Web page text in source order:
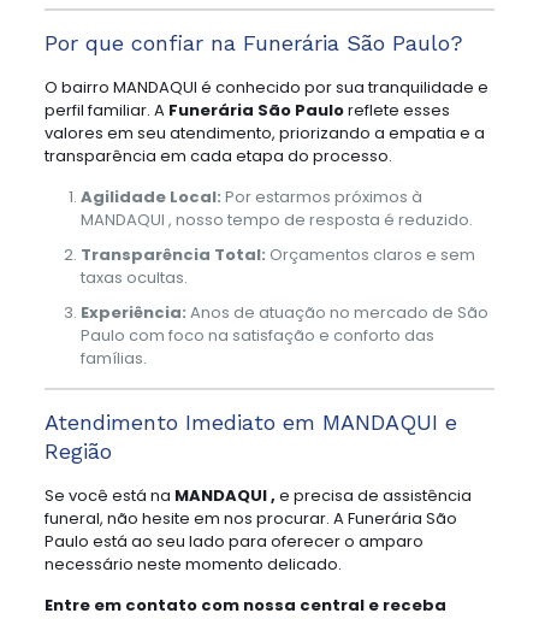
Por que confiar na Funerária São Paulo?
O bairro MANDAQUI é conhecido por sua tranquilidade e
perfil familiar. A Funerária São Pauloreflete esses
valores em seu atendimento, priorizando a empatia e a
transparência em cada etapa do processo.
Agilidade Local: Por estarmos próximos à
MANDAQUI , nosso tempo de resposta é reduzido.
Transparência Total: Orçamentos claros e sem
taxas ocultas.
Experiência: Anos de atuação no mercado de São
Paulo com foco na satisfação e conforto das
famílias.
Atendimento Imediato em MANDAQUI e
Região
Se você está na MANDAQUI , e precisa de assistência
funeral, não hesite em nos procurar. A Funerária São
Paulo está ao seu lado para oferecer o amparo
necessário neste momento delicado.
Entre em contato com nossa central e receba